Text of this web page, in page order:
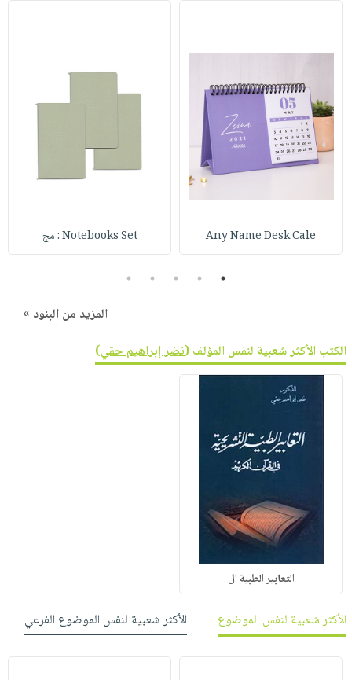
Any Name Desk Cale Notebooks Set : مج
1
2
3
4
5
المزيد من البنود »
الكتب الأكثر شعبية لنفس المؤلف (نضر إبراهيم حقي)
التعابير الطبية ال
الأكثر شعبية لنفس الموضوع الأكثر شعبية لنفس الموضوع الفرعي